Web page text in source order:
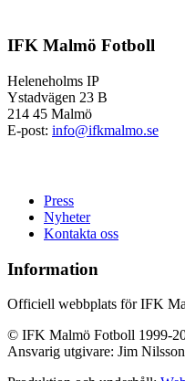
IFK Malmö Fotboll
Heleneholms IP
Ystadvägen 23 B
214 45 Malmö
E-post: info@ifkmalmo.se
Press
Nyheter
Kontakta oss
Information
Officiell webbplats för IFK
© IFK Malmö Fotboll 1999-
Ansvarig utgivare: Jim